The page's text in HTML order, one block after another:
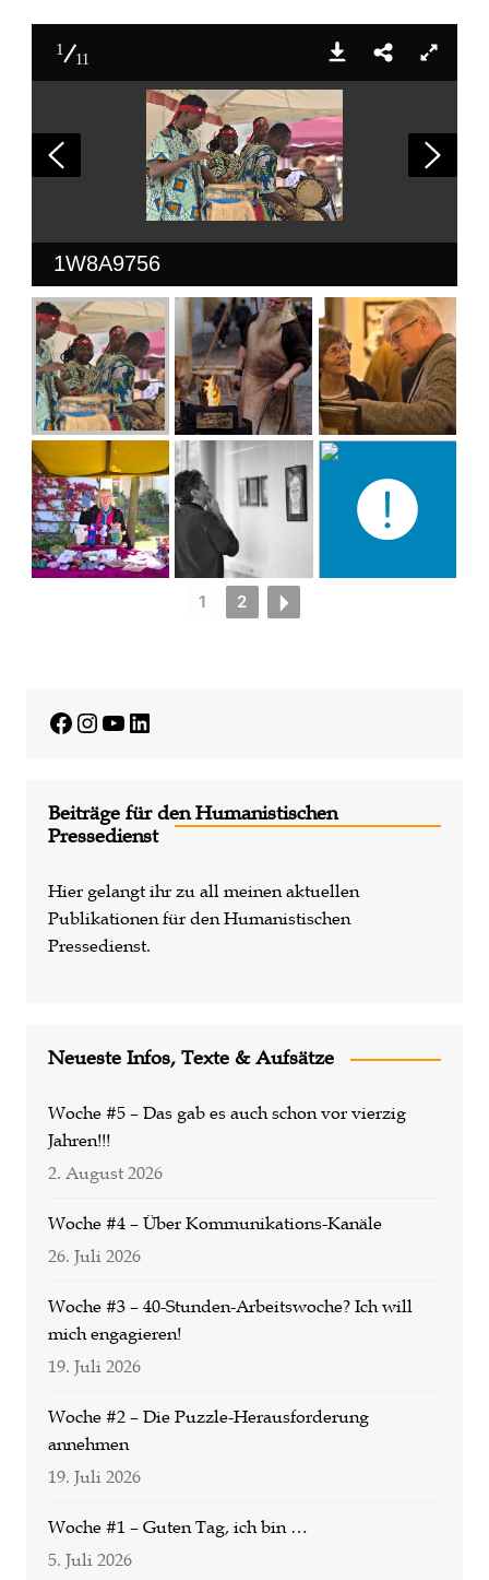
1
11
1W8A9756
1 2
Facebook
Instagram
YouTube
LinkedIn
Beiträge für den Humanistischen
Pressedienst
Hier gelangt ihr zu all meinen aktuellen
Publikationen für den Humanistischen
Pressedienst.
Neueste Infos, Texte & Aufsätze
Woche #5 – Das gab es auch schon vor vierzig
Jahren!!!
2. August 2026
Woche #4 – Über Kommunikations-Kanäle
26. Juli 2026
Woche #3 – 40-Stunden-Arbeitswoche? Ich will
mich engagieren!
19. Juli 2026
Woche #2 – Die Puzzle-Herausforderung
annehmen
19. Juli 2026
Woche #1 – Guten Tag, ich bin …
5. Juli 2026